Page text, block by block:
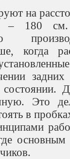
на
– 180 см.
когда
задних
Это
в
основным